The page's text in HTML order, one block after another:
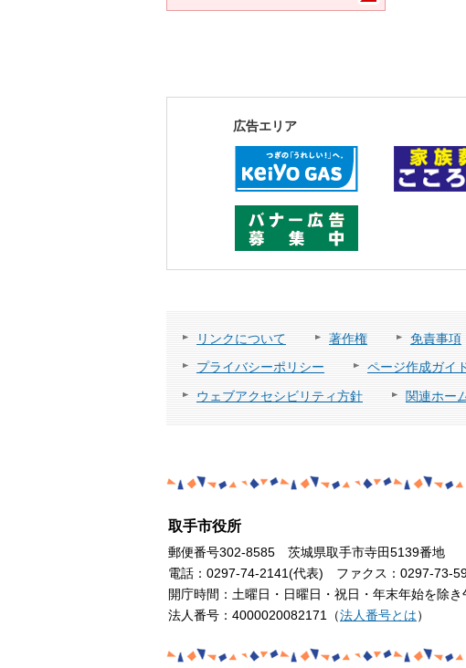
広告エリア
リンクについて 著作権
免責事項
プライバシーポリシー
ページ作成ガイ
ウェブアクセシビリティ方針
関連ホー
取手市役所
郵便番号302-8585 茨城県取手市寺田5139番地
電話：0297-74-2141(代表) ファクス：0297-73-
開庁時間：土曜日・日曜日・祝日・年末年始を除
法人番号：4000020082171（法人番号とは）